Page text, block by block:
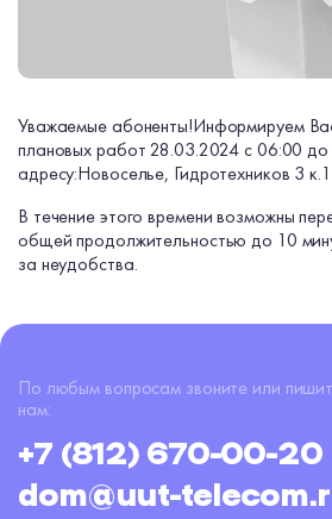
Уважаемые абоненты!Информируем
плановых работ 28.03.2024 с 06:00 до
адресу:Новоселье, Гидротехников 3
В течение этого времени возможны
общей продолжительностью до 10
за неудобства.
По любым вопросам звоните или
нам:
+7 (812) 670-00-20
dom@uut-